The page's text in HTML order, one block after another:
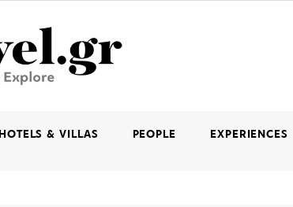
HOTELS & VILLAS PEOPLE EXPERIENCES